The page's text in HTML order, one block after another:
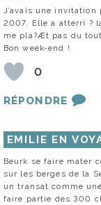
J’avais une invitation
2007. Elle a atterri ?
me pla?Æt pas du
Bon week-end !
0
RÉPONDRE
EMILIE EN
Beurk se faire mater
sur les berges de la
un transat comme
faire partie des 300